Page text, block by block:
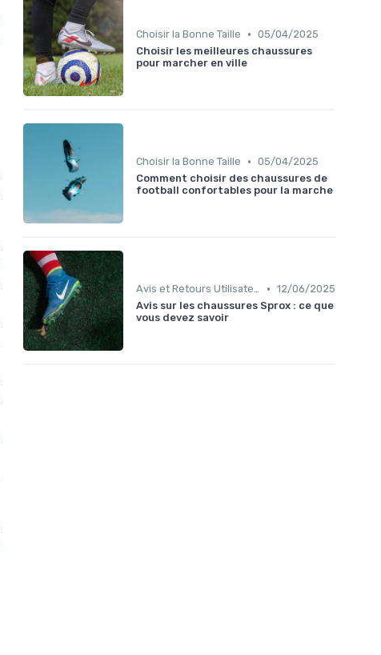
Choisir la Bonne Taille • 05/04/2025
Choisir les meilleures chaussures
pour marcher en ville
Choisir la Bonne Taille • 05/04/2025
Comment choisir des chaussures de
football confortables pour la marche
Avis et Retours Utilisateurs • 12/06/2025
Avis sur les chaussures Sprox : ce que
vous devez savoir